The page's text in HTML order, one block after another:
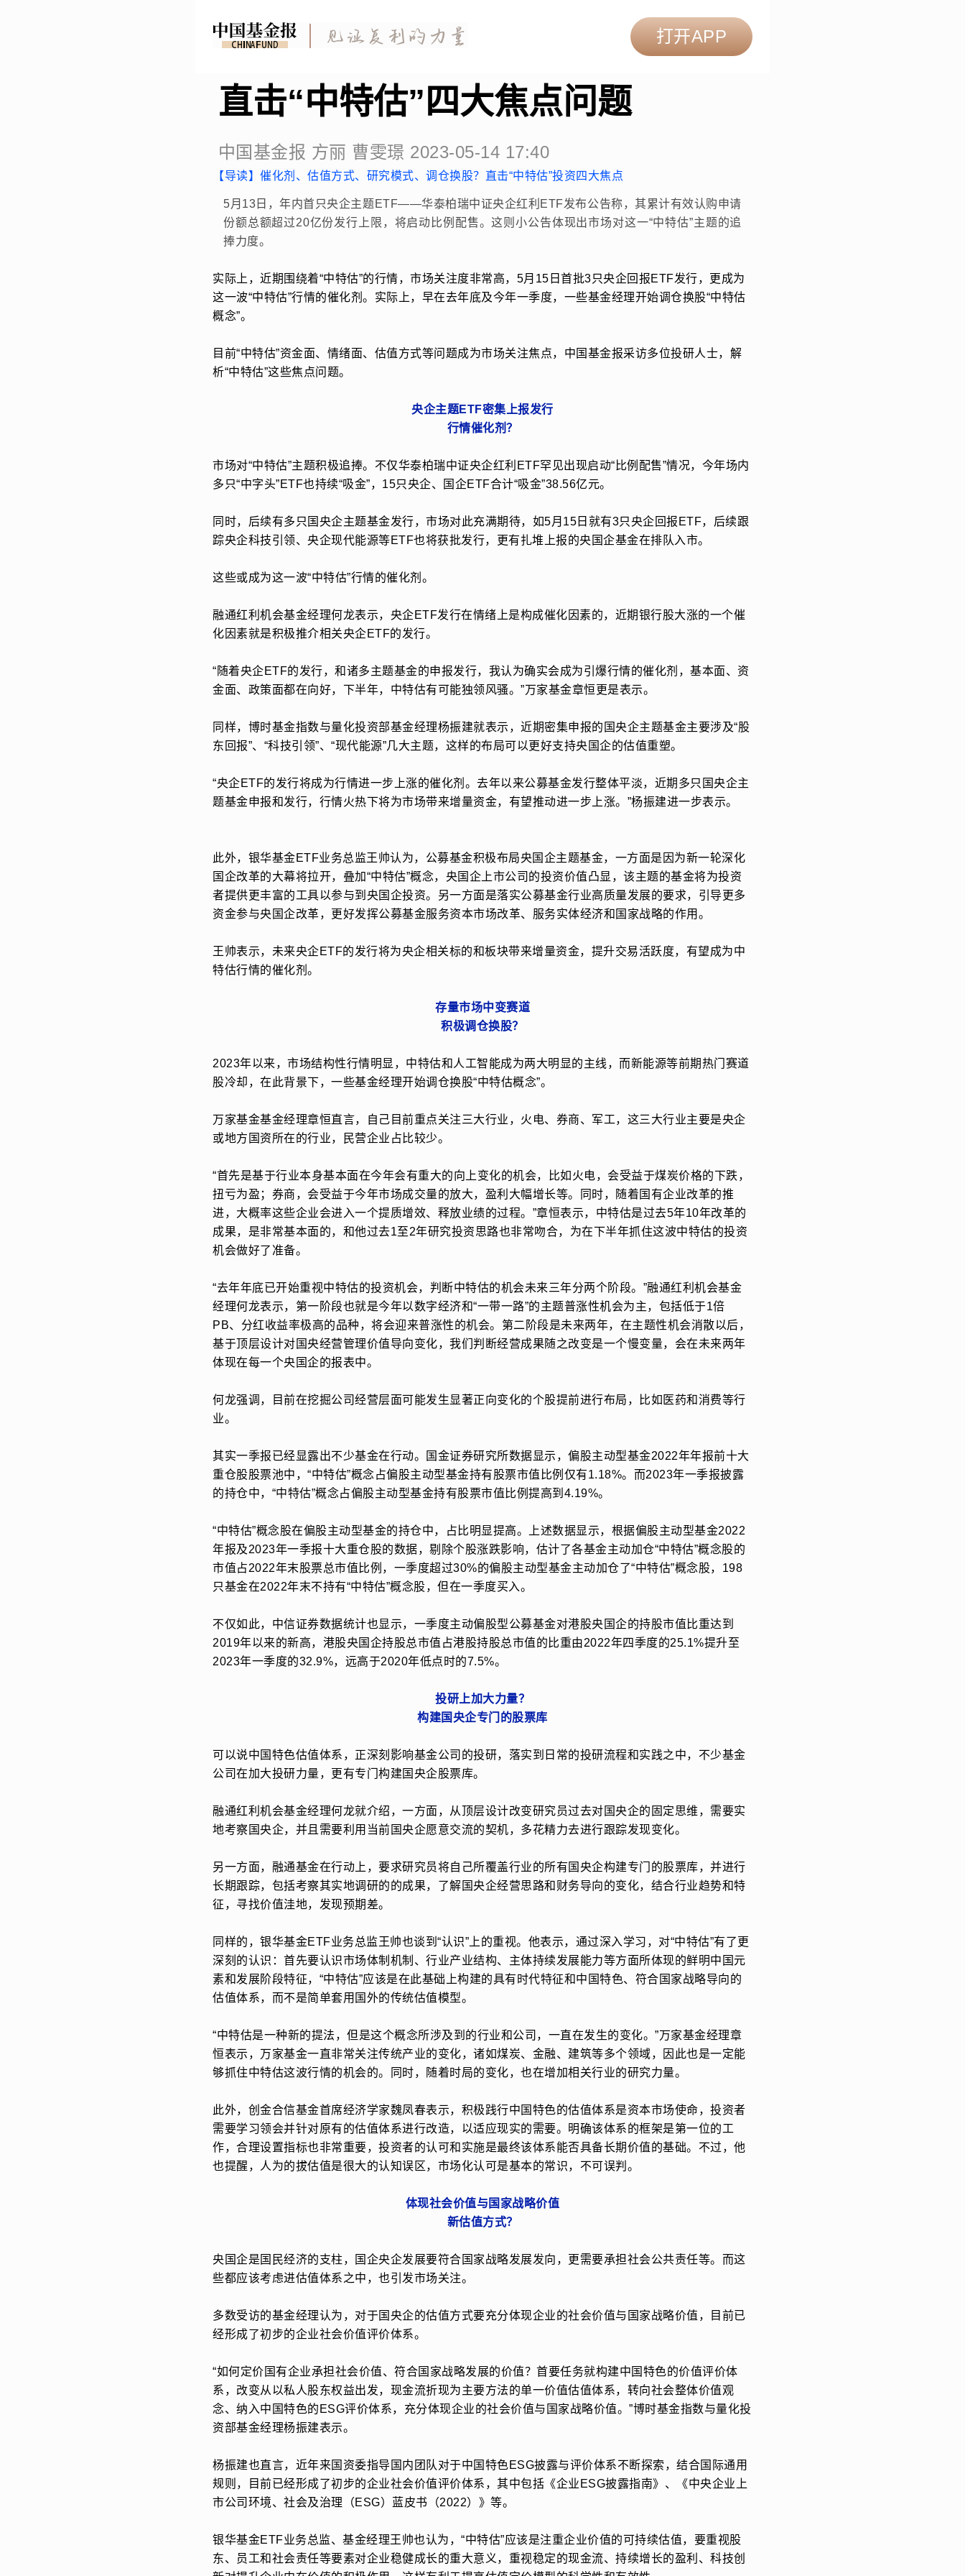
打开APP
直击“中特估”四大焦点问题
中国基金报 方丽 曹雯璟 2023-05-14 17:40
【导读】催化剂、估值方式、研究模式、调仓换股？直击“中特估”投资四大焦点
5月13日，年内首只央企主题ETF——华泰柏瑞中证央企红利ETF发布公告称，其累计有效认购申请
份额总额超过20亿份发行上限，将启动比例配售。这则小公告体现出市场对这一“中特估”主题的追
捧力度。
实际上，近期围绕着“中特估”的行情，市场关注度非常高，5月15日首批3只央企回报ETF发行，更成为
这一波“中特估”行情的催化剂。实际上，早在去年底及今年一季度，一些基金经理开始调仓换股“中特估
概念”。
目前“中特估”资金面、情绪面、估值方式等问题成为市场关注焦点，中国基金报采访多位投研人士，解
析“中特估”这些焦点问题。
央企主题ETF密集上报发行
行情催化剂？
市场对“中特估”主题积极追捧。不仅华泰柏瑞中证央企红利ETF罕见出现启动“比例配售”情况，今年场内
多只“中字头”ETF也持续“吸金”，15只央企、国企ETF合计“吸金”38.56亿元。
同时，后续有多只国央企主题基金发行，市场对此充满期待，如5月15日就有3只央企回报ETF，后续跟
踪央企科技引领、央企现代能源等ETF也将获批发行，更有扎堆上报的央国企基金在排队入市。
这些或成为这一波“中特估”行情的催化剂。
融通红利机会基金经理何龙表示，央企ETF发行在情绪上是构成催化因素的，近期银行股大涨的一个催
化因素就是积极推介相关央企ETF的发行。
“随着央企ETF的发行，和诸多主题基金的申报发行，我认为确实会成为引爆行情的催化剂，基本面、资
金面、政策面都在向好，下半年，中特估有可能独领风骚。”万家基金章恒更是表示。
同样，博时基金指数与量化投资部基金经理杨振建就表示，近期密集申报的国央企主题基金主要涉及“股
东回报”、“科技引领”、“现代能源”几大主题，这样的布局可以更好支持央国企的估值重塑。
“央企ETF的发行将成为行情进一步上涨的催化剂。去年以来公募基金发行整体平淡，近期多只国央企主
题基金申报和发行，行情火热下将为市场带来增量资金，有望推动进一步上涨。”杨振建进一步表示。
此外，银华基金ETF业务总监王帅认为，公募基金积极布局央国企主题基金，一方面是因为新一轮深化
国企改革的大幕将拉开，叠加“中特估”概念，央国企上市公司的投资价值凸显，该主题的基金将为投资
者提供更丰富的工具以参与到央国企投资。另一方面是落实公募基金行业高质量发展的要求，引导更多
资金参与央国企改革，更好发挥公募基金服务资本市场改革、服务实体经济和国家战略的作用。
王帅表示，未来央企ETF的发行将为央企相关标的和板块带来增量资金，提升交易活跃度，有望成为中
特估行情的催化剂。
存量市场中变赛道
积极调仓换股？
2023年以来，市场结构性行情明显，中特估和人工智能成为两大明显的主线，而新能源等前期热门赛道
股冷却，在此背景下，一些基金经理开始调仓换股“中特估概念”。
万家基金基金经理章恒直言，自己目前重点关注三大行业，火电、券商、军工，这三大行业主要是央企
或地方国资所在的行业，民营企业占比较少。
“首先是基于行业本身基本面在今年会有重大的向上变化的机会，比如火电，会受益于煤炭价格的下跌，
扭亏为盈；券商，会受益于今年市场成交量的放大，盈利大幅增长等。同时，随着国有企业改革的推
进，大概率这些企业会进入一个提质增效、释放业绩的过程。”章恒表示，中特估是过去5年10年改革的
成果，是非常基本面的，和他过去1至2年研究投资思路也非常吻合，为在下半年抓住这波中特估的投资
机会做好了准备。
“去年年底已开始重视中特估的投资机会，判断中特估的机会未来三年分两个阶段。”融通红利机会基金
经理何龙表示，第一阶段也就是今年以数字经济和“一带一路”的主题普涨性机会为主，包括低于1倍
PB、分红收益率极高的品种，将会迎来普涨性的机会。第二阶段是未来两年，在主题性机会消散以后，
基于顶层设计对国央经营管理价值导向变化，我们判断经营成果随之改变是一个慢变量，会在未来两年
体现在每一个央国企的报表中。
何龙强调，目前在挖掘公司经营层面可能发生显著正向变化的个股提前进行布局，比如医药和消费等行
业。
其实一季报已经显露出不少基金在行动。国金证券研究所数据显示，偏股主动型基金2022年年报前十大
重仓股股票池中，“中特估”概念占偏股主动型基金持有股票市值比例仅有1.18%。而2023年一季报披露
的持仓中，“中特估”概念占偏股主动型基金持有股票市值比例提高到4.19%。
“中特估”概念股在偏股主动型基金的持仓中，占比明显提高。上述数据显示，根据偏股主动型基金2022
年报及2023年一季报十大重仓股的数据，剔除个股涨跌影响，估计了各基金主动加仓“中特估”概念股的
市值占2022年末股票总市值比例，一季度超过30%的偏股主动型基金主动加仓了“中特估”概念股，198
只基金在2022年末不持有“中特估”概念股，但在一季度买入。
不仅如此，中信证券数据统计也显示，一季度主动偏股型公募基金对港股央国企的持股市值比重达到
2019年以来的新高，港股央国企持股总市值占港股持股总市值的比重由2022年四季度的25.1%提升至
2023年一季度的32.9%，远高于2020年低点时的7.5%。
投研上加大力量？
构建国央企专门的股票库
可以说中国特色估值体系，正深刻影响基金公司的投研，落实到日常的投研流程和实践之中，不少基金
公司在加大投研力量，更有专门构建国央企股票库。
融通红利机会基金经理何龙就介绍，一方面，从顶层设计改变研究员过去对国央企的固定思维，需要实
地考察国央企，并且需要利用当前国央企愿意交流的契机，多花精力去进行跟踪发现变化。
另一方面，融通基金在行动上，要求研究员将自己所覆盖行业的所有国央企构建专门的股票库，并进行
长期跟踪，包括考察其实地调研的的成果，了解国央企经营思路和财务导向的变化，结合行业趋势和特
征，寻找价值洼地，发现预期差。
同样的，银华基金ETF业务总监王帅也谈到“认识”上的重视。他表示，通过深入学习，对“中特估”有了更
深刻的认识：首先要认识市场体制机制、行业产业结构、主体持续发展能力等方面所体现的鲜明中国元
素和发展阶段特征，“中特估”应该是在此基础上构建的具有时代特征和中国特色、符合国家战略导向的
估值体系，而不是简单套用国外的传统估值模型。
“中特估是一种新的提法，但是这个概念所涉及到的行业和公司，一直在发生的变化。”万家基金经理章
恒表示，万家基金一直非常关注传统产业的变化，诸如煤炭、金融、建筑等多个领域，因此也是一定能
够抓住中特估这波行情的机会的。同时，随着时局的变化，也在增加相关行业的研究力量。
此外，创金合信基金首席经济学家魏凤春表示，积极践行中国特色的估值体系是资本市场使命，投资者
需要学习领会并针对原有的估值体系进行改造，以适应现实的需要。明确该体系的框架是第一位的工
作，合理设置指标也非常重要，投资者的认可和实施是最终该体系能否具备长期价值的基础。不过，他
也提醒，人为的拔估值是很大的认知误区，市场化认可是基本的常识，不可误判。
体现社会价值与国家战略价值
新估值方式？
央国企是国民经济的支柱，国企央企发展要符合国家战略发展发向，更需要承担社会公共责任等。而这
些都应该考虑进估值体系之中，也引发市场关注。
多数受访的基金经理认为，对于国央企的估值方式要充分体现企业的社会价值与国家战略价值，目前已
经形成了初步的企业社会价值评价体系。
“如何定价国有企业承担社会价值、符合国家战略发展的价值？首要任务就构建中国特色的价值评价体
系，改变从以私人股东权益出发，现金流折现为主要方法的单一价值估值体系，转向社会整体价值观
念、纳入中国特色的ESG评价体系，充分体现企业的社会价值与国家战略价值。”博时基金指数与量化投
资部基金经理杨振建表示。
杨振建也直言，近年来国资委指导国内团队对于中国特色ESG披露与评价体系不断探索，结合国际通用
规则，目前已经形成了初步的企业社会价值评价体系，其中包括《企业ESG披露指南》、《中央企业上
市公司环境、社会及治理（ESG）蓝皮书（2022）》等。
银华基金ETF业务总监、基金经理王帅也认为，“中特估”应该是注重企业价值的可持续估值，要重视股
东、员工和社会责任等要素对企业稳健成长的重大意义，重视稳定的现金流、持续增长的盈利、科技创